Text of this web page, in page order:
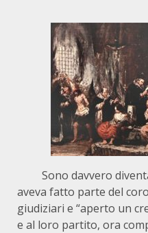
Sono davvero
aveva fatto parte del
giudiziari e “aperto un
e al loro partito, ora